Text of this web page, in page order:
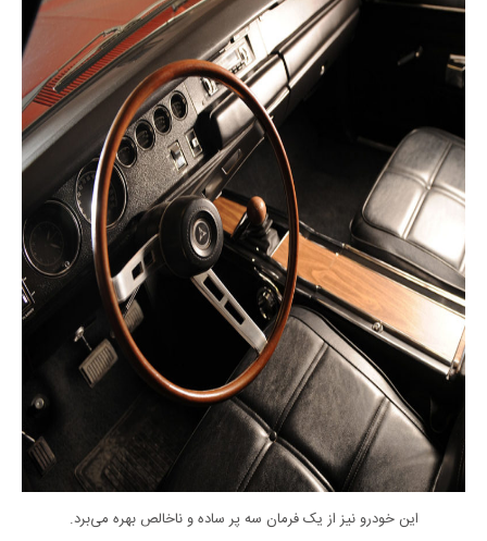
این خودرو نیز از یک فرمان سه پر ساده و ناخالص بهره می‌برد.